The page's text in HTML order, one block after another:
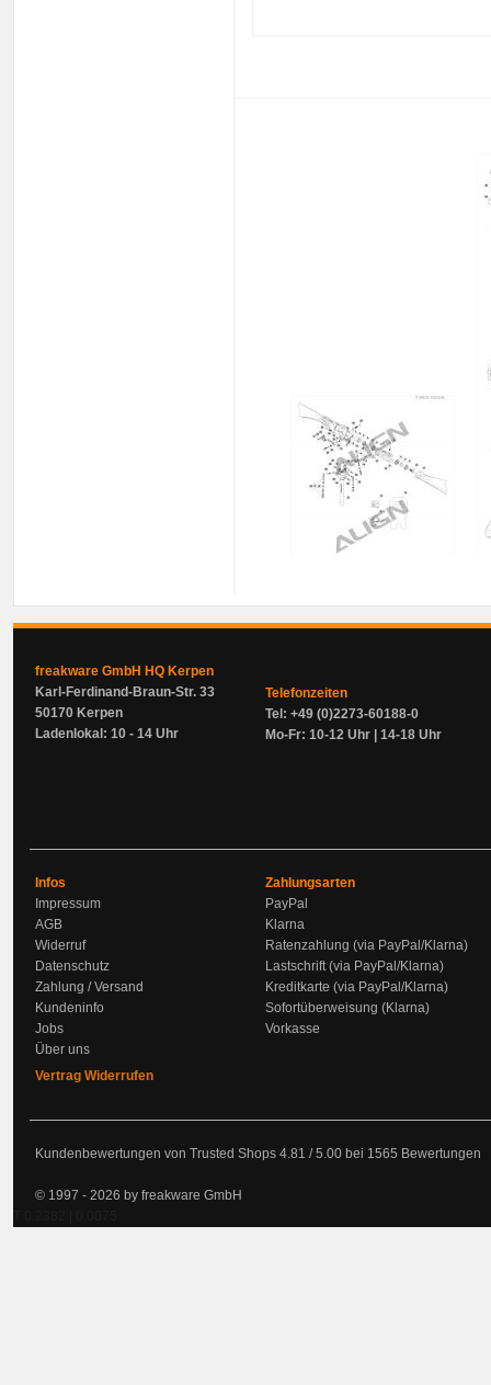
freakware GmbH HQ Kerpen
Karl-Ferdinand-Braun-Str. 33
50170 Kerpen
Ladenlokal: 10 - 14 Uhr
Telefonzeiten
Tel: +49 (0)2273-60188-0
Mo-Fr: 10-12 Uhr | 14-18 Uhr
Infos
Impressum
AGB
Widerruf
Datenschutz
Zahlung / Versand
Kundeninfo
Jobs
Über uns
Vertrag Widerrufen
Zahlungsarten
PayPal
Klarna
Ratenzahlung (via PayPal/Klarna)
Lastschrift (via PayPal/Klarna)
Kreditkarte (via PayPal/Klarna)
Sofortüberweisung (Klarna)
Vorkasse
Kundenbewertungen von Trusted Shops 4.81 /5.00 bei 1565 Bewertungen
© 1997 - 2026 by freakware GmbH